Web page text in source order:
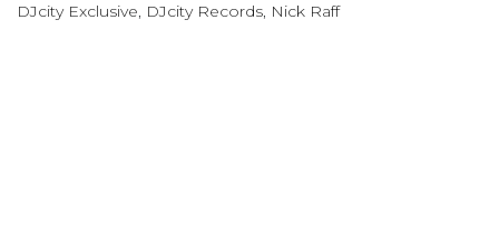
DJcity Exclusive, DJcity Records, Nick Raff